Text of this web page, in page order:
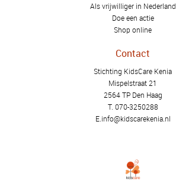
Als vrijwilliger in Nederland
Doe een actie
Shop online
Contact
Stichting KidsCare Kenia
Mispelstraat 21
2564 TP Den Haag
T. 070-3250288
E. info@kidscarekenia.nl